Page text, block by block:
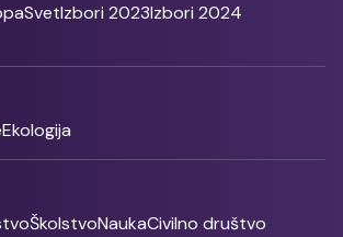
SvetIzbori 2023Izbori 2024
Ekologija
ŠkolstvoNaukaCivilno društvo